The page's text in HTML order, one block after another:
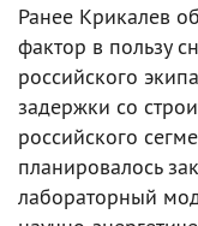
Ранее Крикалев
фактор в пользу
российского
задержки со
российского
планировалось
лабораторный